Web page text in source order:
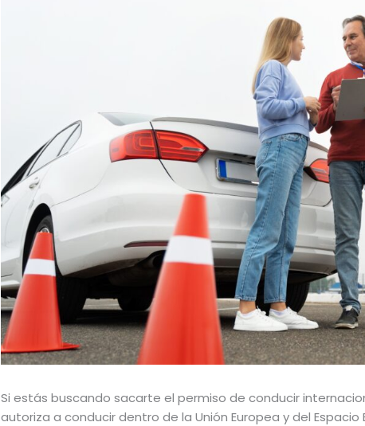
Si estás buscando sacarte el permiso de conducir
autoriza a conducir dentro de la Unión Europea y del